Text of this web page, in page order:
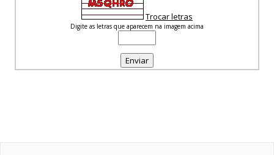
Trocar letras
Digite as letras que aparecem na imagem acima